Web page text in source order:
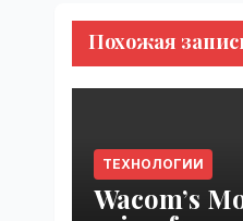
Похожая
ТЕХНОЛОГИИ
Wacom’s